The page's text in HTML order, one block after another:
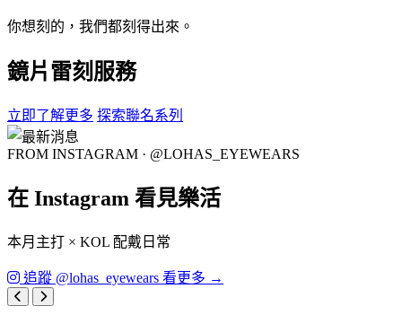
你想刻的，我們都刻得出來。
鏡片雷刻服務
立即了解更多 探索聯名系列
FROM INSTAGRAM · @LOHAS_EYEWEARS
在 Instagram 看見樂活
本月主打 × KOL 配戴日常
追蹤 @lohas_eyewears 看更多 →